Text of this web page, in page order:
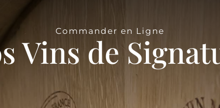
Commander en Ligne
Vins de